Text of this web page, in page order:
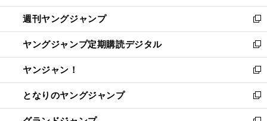
開
く
ウ
で
開
く
ン
ド
ウ
で
開
く
ウ
ィ
ン
ド
ウ
で
開
く
週刊ヤングジャンプ
新
し
い
ウ
ィ
ン
ド
ウ
ヤングジャンプ定期購読デジタル
新
し
い
ウ
ィ
ン
ヤンジャン！
新
し
い
ウ
となりのヤングジャンプ
新
し